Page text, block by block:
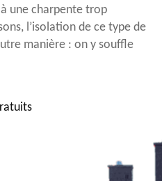
une charpente trop
l’isolation de ce type de
manière : on y souffle